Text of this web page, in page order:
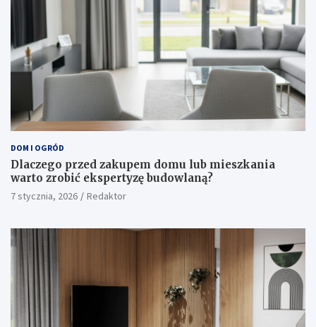
DOM I OGRÓD
Dlaczego przed zakupem domu lub mieszkania
warto zrobić ekspertyzę budowlaną?
7 stycznia, 2026 Redaktor